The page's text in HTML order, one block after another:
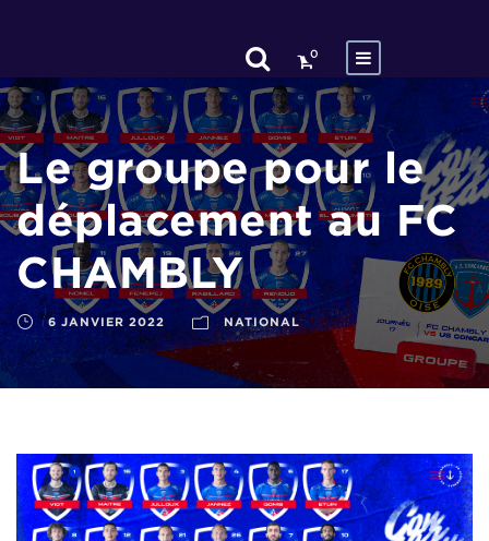
0
Le groupe pour le
déplacement au FC
CHAMBLY
6 JANVIER 2022 NATIONAL